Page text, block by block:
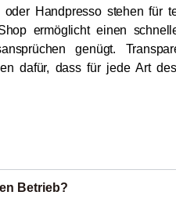
Handpresso stehen für
ermöglicht einen
genügt.
dafür, dass für jede Art
Betrieb?